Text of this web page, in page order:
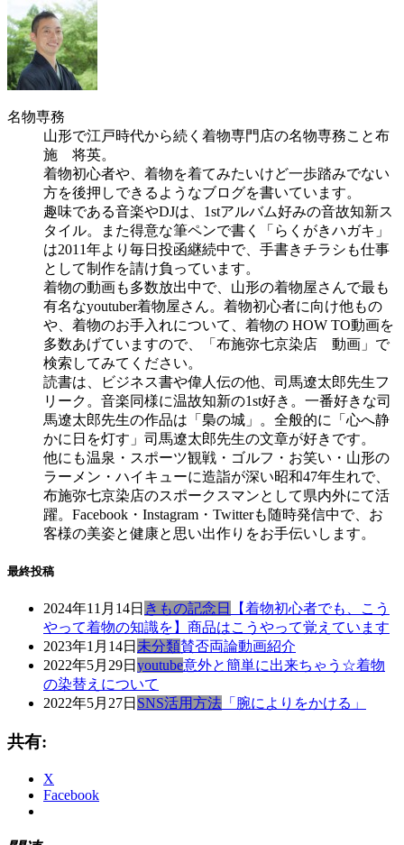
名物専務
山形で江戸時代から続く着物専門店の名物専務こと布
施 将英。
着物初心者や、着物を着てみたいけど一歩踏みでない
方を後押しできるようなブログを書いています。
趣味である音楽やDJは、1stアルバム好みの音故知新ス
タイル。また得意な筆ペンで書く「らくがきハガキ」
は2011年より毎日投函継続中で、手書きチラシも仕事
として制作を請け負っています。
着物の動画も多数放出中で、山形の着物屋さんで最も
有名なyoutuber着物屋さん。着物初心者に向け他もの
や、着物のお手入れについて、着物の HOW TO動画を
多数あげていますので、「布施弥七京染店 動画」で
検索してみてください。
読書は、ビジネス書や偉人伝の他、司馬遼太郎先生フ
リーク。音楽同様に温故知新の1st好き。一番好きな司
馬遼太郎先生の作品は「梟の城」。全般的に「心へ静
かに日を灯す」司馬遼太郎先生の文章が好きです。
他にも温泉・スポーツ観戦・ゴルフ・お笑い・山形の
ラーメン・ハイキューに造詣が深い昭和47年生れで、
布施弥七京染店のスポークスマンとして県内外にて活
躍。Facebook・Instagram・Twitterも随時発信中で、お
客様の美姿と健康と思い出作りをお手伝いします。
最終投稿
2024年11月14日 きもの記念日
【着物初心者でも、こう
やって着物の知識を】商品はこうやって覚えています
2023年1月14日 未分類賛否両論動画紹介
2022年5月29日 youtube意外と簡単に出来ちゃう☆着物
の染替えについて
2022年5月27日 SNS活用方法 「腕によりをかける」
共有:
X
Facebook